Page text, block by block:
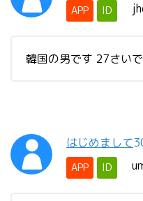
APP ID
韓国の男です 27さい
はじめまして
APP ID